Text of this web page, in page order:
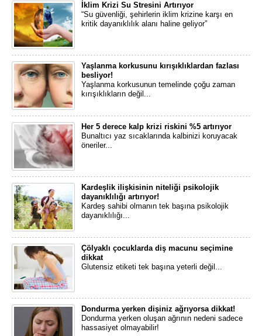
İklim Krizi Su Stresini Artırıyor
“Su güvenliği, şehirlerin iklim krizine karşı en
kritik dayanıklılık alanı haline geliyor”
Yaşlanma korkusunu kırışıklıklardan fazlası
besliyor!
Yaşlanma korkusunun temelinde çoğu zaman
kırışıklıkların değil...
Her 5 derece kalp krizi riskini %5 artırıyor
Bunaltıcı yaz sıcaklarında kalbinizi koruyacak
öneriler...
Kardeşlik ilişkisinin niteliği psikolojik
dayanıklılığı artırıyor!
​Kardeş sahibi olmanın tek başına psikolojik
dayanıklılığı...
Çölyaklı çocuklarda diş macunu seçimine
dikkat
Glutensiz etiketi tek başına yeterli değil...
Dondurma yerken dişiniz ağrıyorsa dikkat!
Dondurma yerken oluşan ağrının nedeni sadece
hassasiyet olmayabilir!